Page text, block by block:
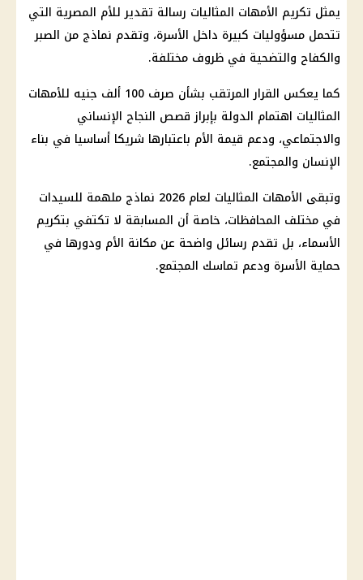
يمثل تكريم الأمهات المثاليات رسالة تقدير للأم المصرية التي
تتحمل مسؤوليات كبيرة داخل الأسرة، وتقدم نماذج من الصبر
والكفاح والتضحية في ظروف مختلفة.
كما يعكس القرار المرتقب بشأن صرف 100 ألف جنيه للأمهات
المثاليات اهتمام الدولة بإبراز قصص النجاح الإنساني
والاجتماعي، ودعم قيمة الأم باعتبارها شريكا أساسيا في بناء
الإنسان والمجتمع.
وتبقى الأمهات المثاليات لعام 2026 نماذج ملهمة للسيدات
في مختلف المحافظات، خاصة أن المسابقة لا تكتفي بتكريم
الأسماء، بل تقدم رسائل واضحة عن مكانة الأم ودورها في
حماية الأسرة ودعم تماسك المجتمع.